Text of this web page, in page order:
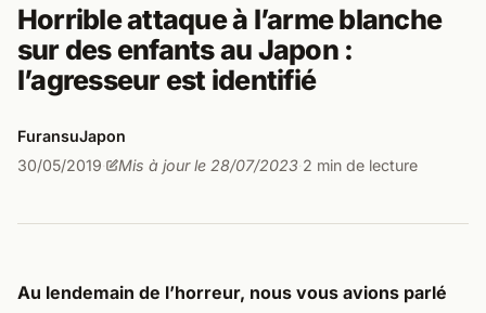
Horrible attaque à l’arme blanche
sur des enfants au Japon :
l’agresseur est identifié
FuransuJapon
30/05/2019· Mis à jour le 28/07/2023· 2 min de lecture
Au lendemain de l’horreur, nous vous avions parlé